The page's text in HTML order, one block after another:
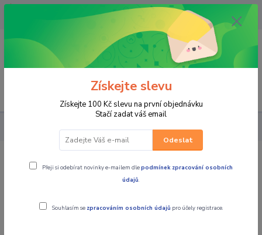
OPAVA 733537099/HLUČÍN
734541648/OLOMOUC 734593593
0,00 CZK
SKÚTRY ZONTES Zontes 368 Gizmo Green
Zontes 368 Gizmo Green
Získejte slevu
Získejte 100 Kč slevu na první objednávku
Stačí zadat váš email
Odeslat
Přeji si odebírat novinky e-mailem dlepodmínek zpracování osobních
údajů.
Souhlasím se zpracováním osobních údajů pro účely registrace.